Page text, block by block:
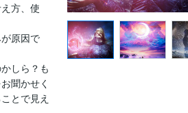
方、使
原因で
しら？も
聞かせく
とで見え